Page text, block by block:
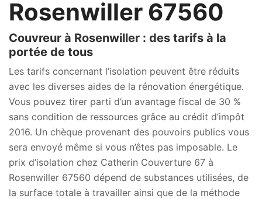
Rosenwiller 67560
Couvreur à Rosenwiller : des tarifs à la
portée de tous
Les tarifs concernant l’isolation peuvent être réduits
avec les diverses aides de la rénovation énergétique.
Vous pouvez tirer parti d’un avantage fiscal de 30 %
sans condition de ressources grâce au crédit d’impôt
2016. Un chèque provenant des pouvoirs publics vous
sera envoyé même si vous n’êtes pas imposable. Le
prix d’isolation chez Catherin Couverture 67 à
Rosenwiller 67560 dépend de substances utilisées, de
la surface totale à travailler ainsi que de la méthode